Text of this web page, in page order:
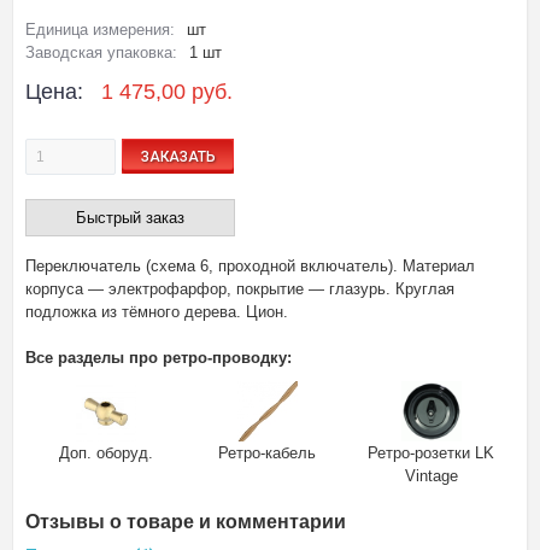
Единица измерения:
шт
Заводская упаковка:
1 шт
Цена: 1 475,00 руб.
ЗАКАЗАТЬ
Быстрый заказ
Переключатель (схема 6, проходной включатель). Материал
корпуса — электрофарфор, покрытие — глазурь. Круглая
подложка из тёмного дерева. Цион.
Все разделы про ретро-проводку:
Доп. оборуд. Ретро-кабель
Ретро-розетки LK
Vintage
Отзывы о товаре и комментарии